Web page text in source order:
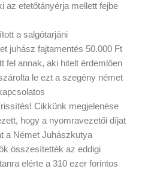
az etetőtányérja mellett fejbe
a salgótarjáni
juhász fajtamentés 50.000 Ft
fel annak, aki hitelt érdemlően
le ezt a szegény német
Cikkünk megjelenése
hogy a nyomravezetői díjat
a Német Juhászkutya
összesítették az eddigi
elérte a 310 ezer forintos